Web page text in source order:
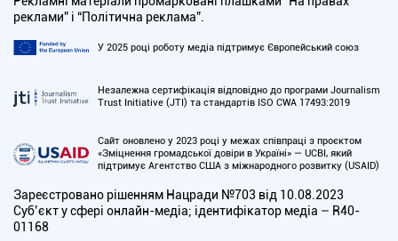
реклами” і “Політична реклама”.
У 2025 році роботу медіа підтримує Європейський союз
Незалежна сертифікація відповідно до програми Journalism
Trust Initiative (JTI) та стандартів ISO CWA 17493:2019
Сайт оновлено у 2023 році у межах співпраці з проєктом
«Зміцнення громадської довіри в Україні» — UCBI, який
підтримує Агентство США з міжнародного розвитку (USAID)
Зареєстровано рішенням Нацради №703 від 10.08.2023
Cуб’єкт у сфері онлайн-медіа; ідентифікатор медіа – R40-
01168